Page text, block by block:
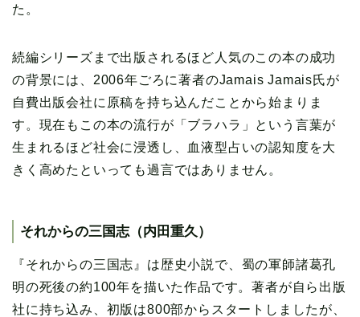
た。
続編シリーズまで出版されるほど人気のこの本の成功
の背景には、2006年ごろに著者のJamais Jamais氏が
自費出版会社に原稿を持ち込んだことから始まりま
す。現在もこの本の流行が「ブラハラ」という言葉が
生まれるほど社会に浸透し、血液型占いの認知度を大
きく高めたといっても過言ではありません。
それからの三国志（内田重久）
『それからの三国志』は歴史小説で、蜀の軍師諸葛孔
明の死後の約100年を描いた作品です。著者が自ら出版
社に持ち込み、初版は800部からスタートしましたが、